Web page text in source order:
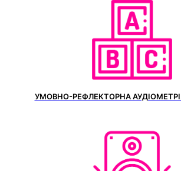
УМОВНО-РЕФЛЕКТОРНА